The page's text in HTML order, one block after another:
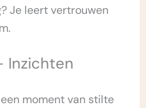
Je leert vertrouwen
Inzichten
moment van stilte